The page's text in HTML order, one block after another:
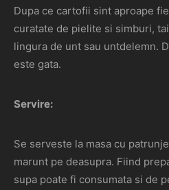
Dupa ce cartofii sint aproape
curatate de pielite si simburi,
lingura de unt sau untdelemn.
este gata.
Servire:
Se serveste la masa cu
marunt pe deasupra. Fiind
supa poate fi consumata si de